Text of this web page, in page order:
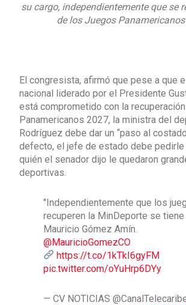
su cargo, independientemente que se
de los Juegos
El congresista, afirmó que pese a que
nacional liderado por el Presidente
está comprometido con la
Panamericanos 2027, la ministra del
Rodríguez debe dar un “paso al
defecto, el jefe de estado debe pedirle
quién el senador dijo le quedaron
deportivas.
"Independientemente que los
recuperen la MinDeporte se tiene
Mauricio Gómez Amín.
@MauricioGomezCO
https://t.co/1kTkI6gyFM
pic.twitter.com/oYuHrp6DYy
— CV NOTICIAS